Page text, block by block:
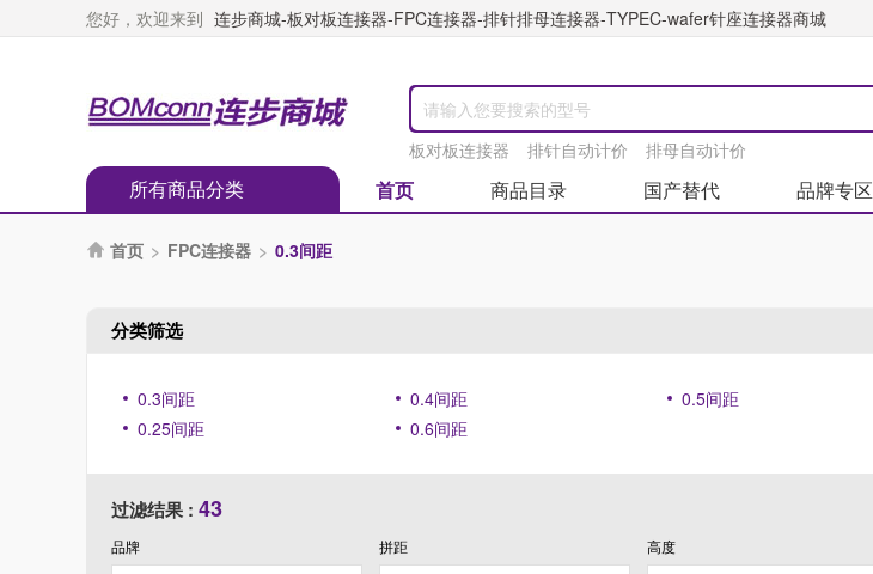
您好，欢迎来到 连步商城-板对板连接器-FPC连接器-排针排母连接器-TYPEC-wafer针座连接器商城
板对板连接器 排针自动计价 排母自动计价
所有商品分类 首页 商品目录 国产替代 品牌专区
 首页 > FPC连接器 > 0.3间距
分类筛选
0.3间距 0.4间距 0.5间距
0.25间距
0.6间距
过滤结果 : 43
品牌 拼距 高度